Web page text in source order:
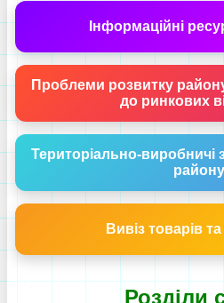
Інформаційні
Проблеми розвитку
до ринкових
Територіально-виробничі
району
Вивіз товарів
Розділи